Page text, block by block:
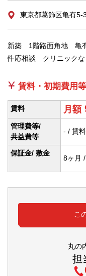
東京都葛飾区亀有5-
新築 1階路面角地 亀
件応相談 クリニックな
賃料・初期費用等
賃料 月額
管理費等/
共益費等
- / 賃
保証金/ 敷金
8ヶ月
こ
丸の
担